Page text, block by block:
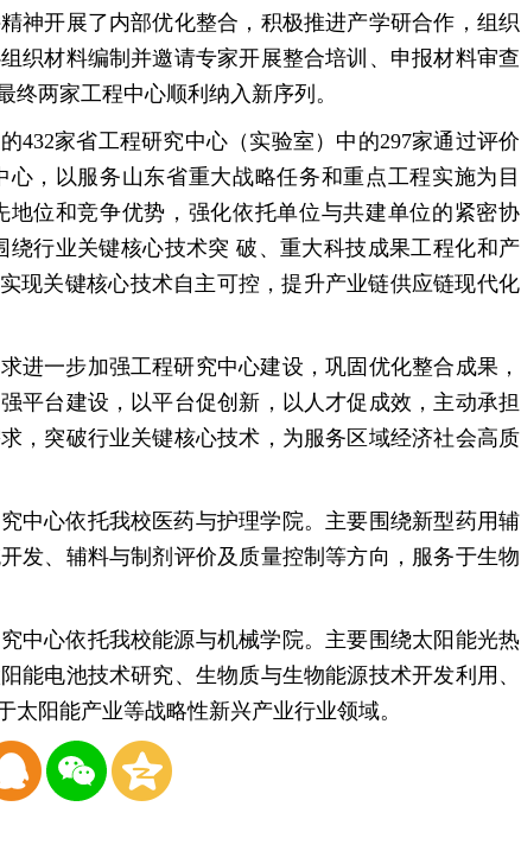
神开展了内部优化整合，积极推进产学研合作，组织
织材料编制并邀请专家开展整合培训、申报材料审查
两家工程中心顺利纳入新序列。
432家省工程研究中心（实验室）中的297家通过评价
，以服务山东省重大战略任务和重点工程实施为目
位和竞争优势，强化依托单位与共建单位的紧密协
行业关键核心技术突 破、重大科技成果工程化和产
现关键核心技术自主可控，提升产业链供应链现代化
进一步加强工程研究中心建设，巩固优化整合成果，
平台建设，以平台促创新，以人才促成效，主动承担
，突破行业关键核心技术，为服务区域经济社会高质
中心依托我校医药与护理学院。主要围绕新型药用辅
发、辅料与制剂评价及质量控制等方向，服务于生物
中心依托我校能源与机械学院。主要围绕太阳能光热
能电池技术研究、生物质与生物能源技术开发利用、
阳能产业等战略性新兴产业行业领域。